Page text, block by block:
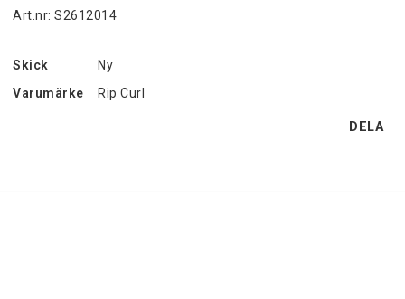
Art.nr: S2612014
Skick
Ny
Varumärke
Rip Curl
DELA